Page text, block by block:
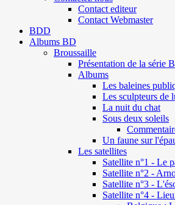
Contact editeur
Contact Webmaster
BDD
Albums BD
Broussaille
Présentation de la série
Albums
Les baleines
Les sculpteurs de
La nuit du chat
Sous deux soleils
Un faune sur
Les satellites
Satellite n°1 - Le
Satellite n°2 -
Satellite n°3 -
Satellite n°4 -